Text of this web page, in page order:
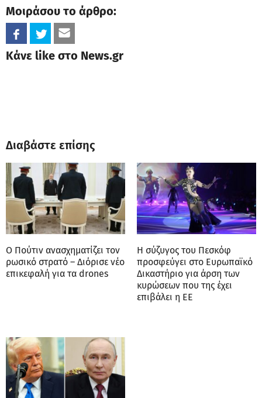
Μοιράσου το άρθρο:
Κάνε like στο News.gr
Διαβάστε επίσης
Ο Πούτιν ανασχηματίζει τον
ρωσικό στρατό – Διόρισε νέο
επικεφαλή για τα drones
Η σύζυγος του Πεσκόφ
προσφεύγει στο Ευρωπαϊκό
Δικαστήριο για άρση των
κυρώσεων που της έχει
επιβάλει η ΕΕ